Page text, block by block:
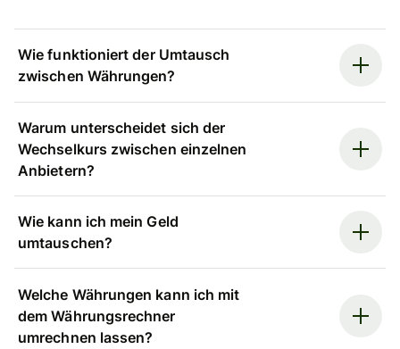
Wie funktioniert der Umtausch
zwischen Währungen?
Warum unterscheidet sich der
Wechselkurs zwischen einzelnen
Anbietern?
Wie kann ich mein Geld
umtauschen?
Welche Währungen kann ich mit
dem Währungsrechner
umrechnen lassen?